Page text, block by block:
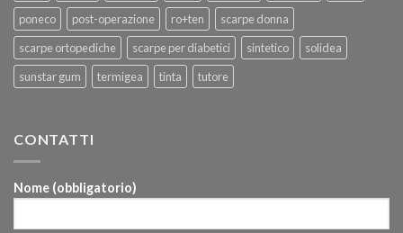
poneco
post-operazione ro+ten
scarpe donna
scarpe ortopediche
scarpe per diabetici sintetico
solidea
sunstar gum
termigea tinta tutore
CONTATTI
Nome (obbligatorio)